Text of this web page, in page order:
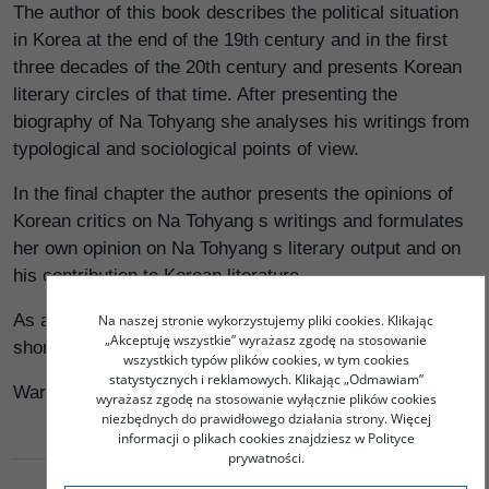
The author of this book describes the political situation
in Korea at the end of the 19th century and in the first
three decades of the 20th century and presents Korean
literary circles of that time. After presenting the
biography of Na Tohyang she analyses his writings from
typological and sociological points of view.
In the final chapter the author presents the opinions of
Korean critics on Na Tohyang s writings and formulates
her own opinion on Na Tohyang s literary output and on
his contribution to Korean literature.
As an appendix, the text of Na Tohyang s representative
short stories in Korean script is attached.
Warszawa 2002
Na naszej stronie wykorzystujemy pliki cookies. Klikając
„Akceptuję wszystkie” wyrażasz zgodę na stosowanie
wszystkich typów plików cookies, w tym cookies
statystycznych i reklamowych. Klikając „Odmawiam”
wyrażasz zgodę na stosowanie wyłącznie plików cookies
niezbędnych do prawidłowego działania strony. Więcej
informacji o plikach cookies znajdziesz w Polityce
prywatności.